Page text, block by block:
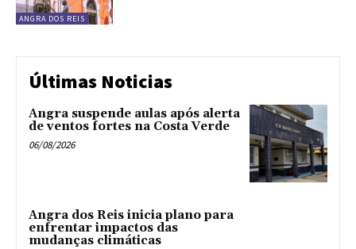
ANGRA DOS REIS
Últimas Noticias
Angra suspende aulas após alerta
de ventos fortes na Costa Verde
06/08/2026
Angra dos Reis inicia plano para
enfrentar impactos das
mudanças climáticas